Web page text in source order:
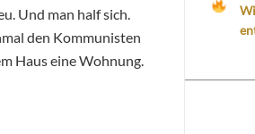
Und man half sich.
den Kommunisten
Haus eine Wohnung.